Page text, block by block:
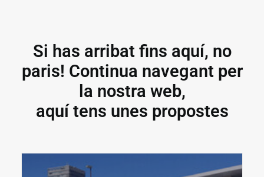
Si has arribat fins aquí, no
paris! Continua navegant per
la nostra web,
aquí tens unes propostes